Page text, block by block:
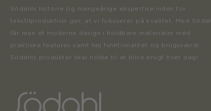
Södahls historie og mangeårige ekspertise inden for
tekstilproduktion gør, at vi fokuserer på kvalitet. Med
får man et moderne design i holdbare materialer med
praktiske features samt høj funktionalitet og brugsværdi.
Södahls produkter skal holde til at blive brugt hver dag!